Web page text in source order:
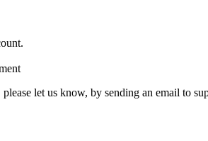
let us know, by sending an email to